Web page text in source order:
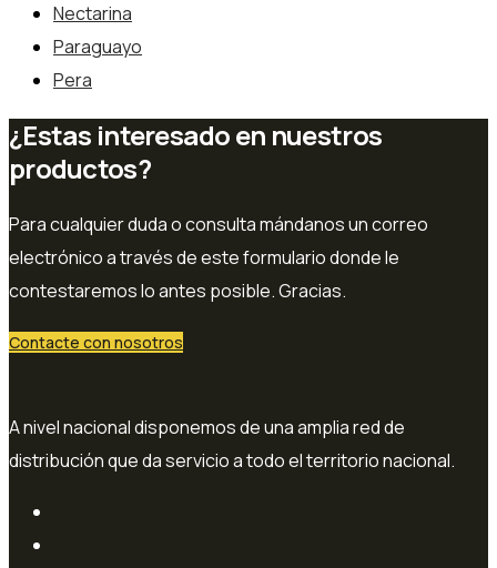
Nectarina
Paraguayo
Pera
¿Estas interesado en nuestros
productos?
Para cualquier duda o consulta mándanos un correo
electrónico a través de este formulario donde le
contestaremos lo antes posible. Gracias.
Contacte con nosotros
A nivel nacional disponemos de una amplia red de
distribución que da servicio a todo el territorio nacional.